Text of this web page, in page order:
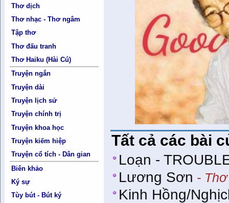
Thơ dịch
Thơ nhạc - Thơ ngâm
Tập thơ
Thơ đấu tranh
Thơ Haiku (Hài Cú)
Truyện ngắn
Truyện dài
Truyện lịch sử
Truyện chính trị
Truyện khoa học
Truyện kiếm hiệp
Truyện cổ tích - Dân gian
Biên khảo
Ký sự
Tùy bút - Bút ký
Tất cả các bài
Loạn -
Lương Sơn -
Kinh Hồng/